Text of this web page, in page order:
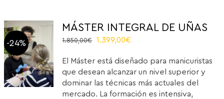
-24%
MÁSTER INTEGRAL DE UÑAS
1.850,00€
Original
was:
1.850,00€.
1.399,00€
is:
1.399,00€.
El Máster está diseñado para manicuristas
que desean alcanzar un nivel superior y
dominar las técnicas más actuales del
mercado. La formación es intensiva,